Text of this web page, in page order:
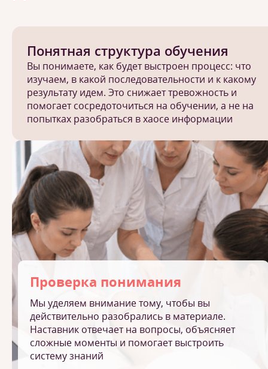
Понятная структура обучения
Вы понимаете, как будет выстроен процесс: что
изучаем, в какой последовательности и к какому
результату идем. Это снижает тревожность и
помогает сосредоточиться на обучении, а не на
попытках разобраться в хаосе информации
Проверка понимания
Мы уделяем внимание тому, чтобы вы
действительно разобрались в материале.
Наставник отвечает на вопросы, объясняет
сложные моменты и помогает выстроить
систему знаний